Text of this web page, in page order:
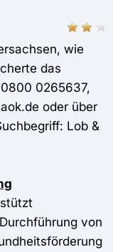
wie
das
0265637,
oder über
Lob &
von